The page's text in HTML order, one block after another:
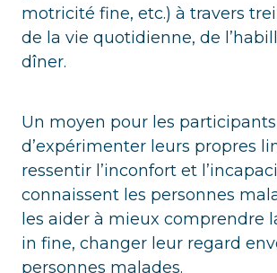
motricité fine, etc.) à travers
de la vie quotidienne, de
dîner.
Un moyen pour les participants
d’expérimenter leurs propres
ressentir l’inconfort et
connaissent les personnes
les aider à mieux comprendre
in fine, changer leur regard
personnes malades.